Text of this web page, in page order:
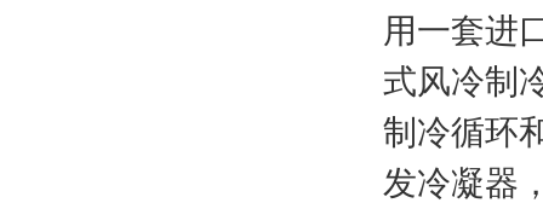
用一套进
式风冷制
制冷循环
发冷凝器